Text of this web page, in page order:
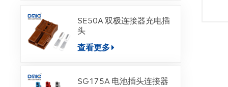
SE50A 双极连接器充电插
头
查看更多
SG175A 电池插头连接器